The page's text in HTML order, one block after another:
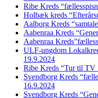
Ribe Kreds
Holbæk kreds
Aalborg Kreds
Aabenraa Kreds
Aabenraa
ULF-ungdom
19.9.2024
Ribe Kreds “Tur til TV
Svendborg Kreds
16.9.2024
Svendborg Kreds